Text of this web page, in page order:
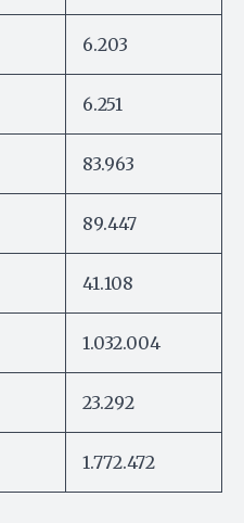
6.203
6.251
83.963
89.447
41.108
1.032.004
23.292
1.772.472